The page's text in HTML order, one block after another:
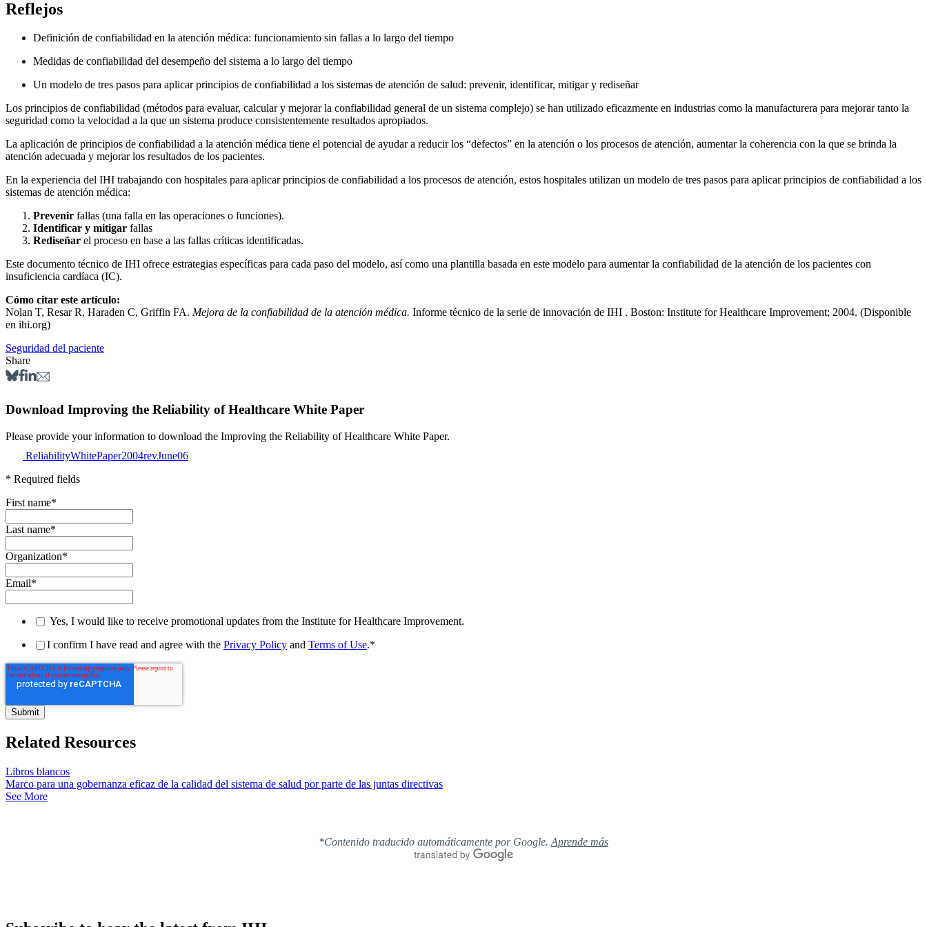
Reflejos
Definición de confiabilidad en la atención médica: funcionamiento sin fallas a lo largo del tiempo
Medidas de confiabilidad del desempeño del sistema a lo largo del tiempo
Un modelo de tres pasos para aplicar principios de confiabilidad a los sistemas de atención de salud: prevenir, identificar, mitigar y rediseñar
Los principios de confiabilidad (métodos para evaluar, calcular y mejorar la confiabilidad general de un sistema complejo) se han utilizado eficazmente en industrias como la manufacturera para mejorar tanto la
seguridad como la velocidad a la que un sistema produce consistentemente resultados apropiados.
La aplicación de principios de confiabilidad a la atención médica tiene el potencial de ayudar a reducir los “defectos” en la atención o los procesos de atención, aumentar la coherencia con la que se brinda la
atención adecuada y mejorar los resultados de los pacientes.
En la experiencia del IHI trabajando con hospitales para aplicar principios de confiabilidad a los procesos de atención, estos hospitales utilizan un modelo de tres pasos para aplicar principios de confiabilidad a los
sistemas de atención médica:
Prevenir fallas (una falla en las operaciones o funciones).
Identificar y mitigar fallas
Rediseñar el proceso en base a las fallas críticas identificadas.
Este documento técnico de IHI ofrece estrategias específicas para cada paso del modelo, así como una plantilla basada en este modelo para aumentar la confiabilidad de la atención de los pacientes con
insuficiencia cardíaca (IC).
Cómo citar este artículo:
Nolan T, Resar R, Haraden C, Griffin FA. Mejora de la confiabilidad de la atención médica. Informe técnico de la serie de innovación de IHI . Boston: Institute for Healthcare Improvement; 2004. (Disponible
en ihi.org)
Seguridad del paciente
Share
Download Improving the Reliability of Healthcare White Paper
Please provide your information to download the Improving the Reliability of Healthcare White Paper.
ReliabilityWhitePaper2004revJune06
* Required fields
First name*
Last name*
Organization*
Email*
Yes, I would like to receive promotional updates from the Institute for Healthcare Improvement.
I confirm I have read and agree with the Privacy Policy and Terms of Use.*
Related Resources
Libros blancos
Marco para una gobernanza eficaz de la calidad del sistema de salud por parte de las juntas directivas
See More
*Contenido traducido automáticamente por Google. Aprende más